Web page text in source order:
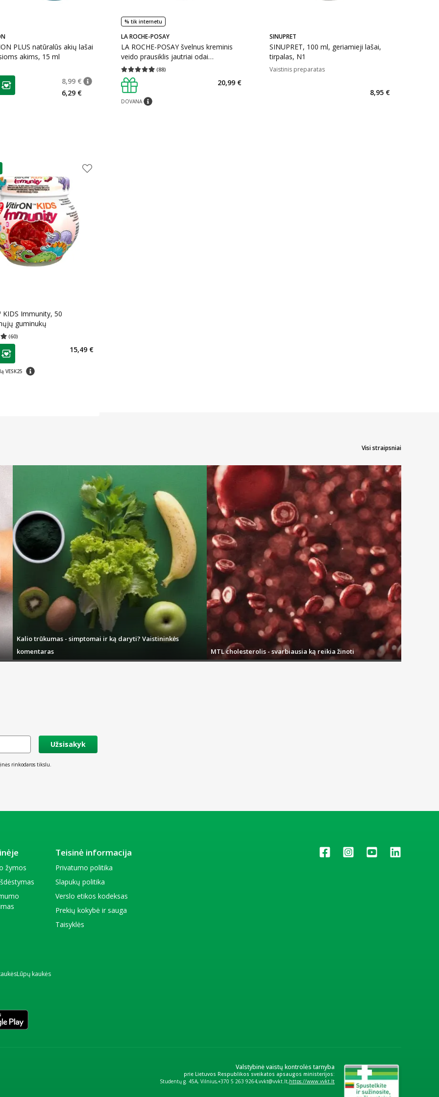
PLUS natūralūs akių lašai
akims, 15 ml
klubo narių nuolaida:
8,99 €
patarimas
Įprasta kaina: 8,99 €
6,29 €
% tik internetu
LA ROCHE-POSAY
LA ROCHE-POSAY švelnus kreminis
veido prausiklis jautriai odai
TOLERIANE, 400 ml
(88)
Vidutinis įvertinimas 4.91
DOVANApatarimas
20,99 €
SINUPRET
SINUPRET, 100 ml, geriamieji lašai,
tirpalas, N1
Vaistinis preparatas
8,95 €
Immunity, 50
guminukų
(60) 4.98
klubo narių nuolaida
VESK25 patarimas
15,49 €
Visi straipsniai
Kalio trūkumas - simptomai ir ką daryti? Vaistininkės
komentaras
MTL cholesterolis - svarbiausia ką reikia žinoti
Užsisakyk
rinkodaros tikslu.
žymos
Teisinė informacija
Privatumo politika
Slapukų politika
Verslo etikos kodeksas
Prekių kokybė ir sauga
Taisyklės
Lūpų kaukės
Valstybinė vaistų kontrolės tarnyba
prie Lietuvos Respublikos sveikatos apsaugos ministerijos:
Studentų g. 45A, Vilnius +370 5 263 9264 vvkt@vvkt.lt https://www.vvkt.lt